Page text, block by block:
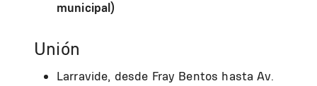
municipal)
Unión
Larravide, desde Fray Bentos hasta Av.